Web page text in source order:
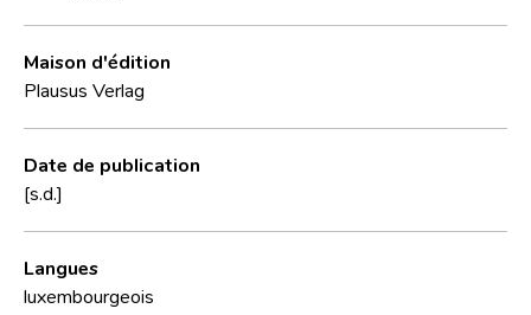
Maison d'édition
Plausus Verlag
Date de publication
[s.d.]
Langues
luxembourgeois